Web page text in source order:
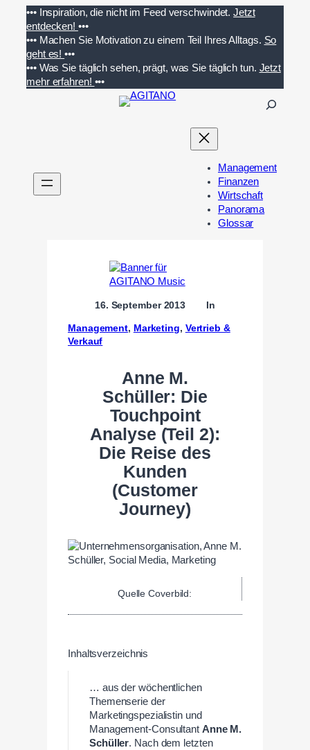
Inhalt
springen
••• Inspiration, die nicht im Feed verschwindet. Jetzt
entdecken! •••
••• Machen Sie Motivation zu einem Teil Ihres Alltags. So
geht es!•••
••• Was Sie täglich sehen, prägt, was Sie täglich tun. Jetzt
mehr erfahren! •••
n
Management
Finanzen
Wirtschaft
Panorama
Glossar
16. September 2013 In
Management, Marketing, Vertrieb &
Verkauf
Anne M.
Schüller: Die
Touchpoint
Analyse (Teil 2):
Die Reise des
Kunden
(Customer
Journey)
Quelle Coverbild:
Inhaltsverzeichnis
… aus der wöchentlichen
Themenserie der
Marketingspezialistin und
Management-Consultant Anne M.
Schüller. Nach dem letzten